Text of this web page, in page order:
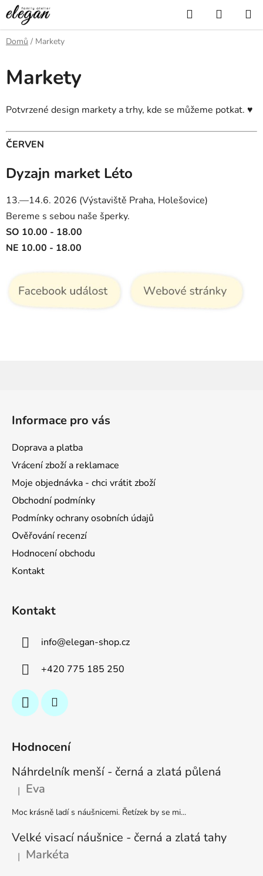
Přejít
na
obsah
Hledat
KOŠÍK
Domů / Markety
Markety
Potvrzené design markety a trhy, kde se můžeme potkat. ♥
ČERVEN
Dyzajn market Léto
13.—14.6. 2026 (Výstaviště Praha, Holešovice)
Bereme s sebou naše šperky.
SO 10.00 - 18.00
NE 10.00 - 18.00
Informace pro vás
Doprava a platba
Vrácení zboží a reklamace
Moje objednávka - chci vrátit zboží
Obchodní podmínky
Podmínky ochrany osobních údajů
Ověřování recenzí
Hodnocení obchodu
Kontakt
Kontakt
info@elegan-shop.cz
+420 775 185 250
Hodnocení
Náhrdelník menší - černá a zlatá půlená
Hodnocení produktu je 5 z 5 hvězdiček.
| Eva
Moc krásně ladí s náušnicemi. Řetízek by se mi...
Velké visací náušnice - černá a zlatá tahy
Hodnocení produktu je 5 z 5 hvězdiček.
| Markéta